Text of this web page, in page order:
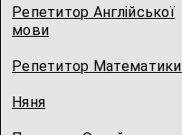
Репетитор Англійської
мови
Репетитор Математики
Няня